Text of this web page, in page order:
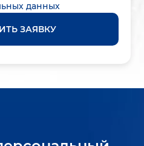
данных
ЗАЯВКУ